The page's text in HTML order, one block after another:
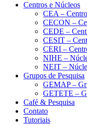
Centros e Núcleos
CEA –
CECON –
CEDE –
CESIT –
CERI –
NIHE –
NEIT –
Grupos de Pesquisa
GEMAP –
GETETE –
Café & Pesquisa
Contato
Tutoriais